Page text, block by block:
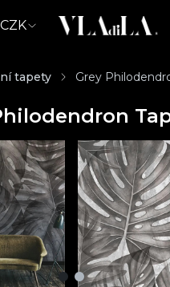
tapety Grey